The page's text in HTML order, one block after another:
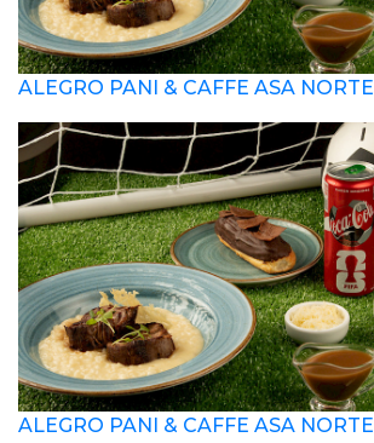
ALEGRO PANI & CAFFE ASA NORTE
ALEGRO PANI & CAFFE ASA NORTE